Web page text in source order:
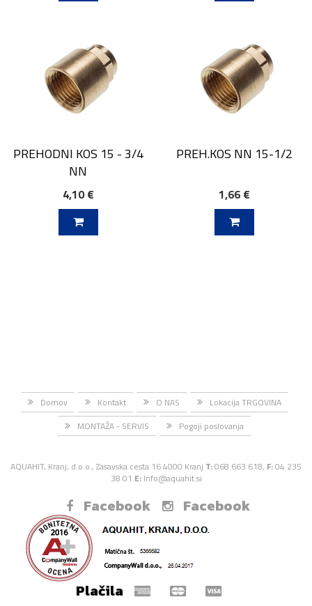
PREHODNI KOS 15 - 3/4
NN
4,10 €
PREH.KOS NN 15-1/2
1,66 €
Domov Kontakt O NAS
Lokacija TRGOVINA
MONTAŽA - SERVIS
Pogoji poslovanja
AQUAHIT, Kranj, d.o.o., Zasavska cesta 16 4000 Kranj T:068 663 618, F:04 235
38 01 E: Info@aquahit.si
Facebook Facebook
Plačila